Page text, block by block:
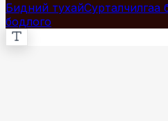
Бидний тухайСурталчилгаа
бодлого